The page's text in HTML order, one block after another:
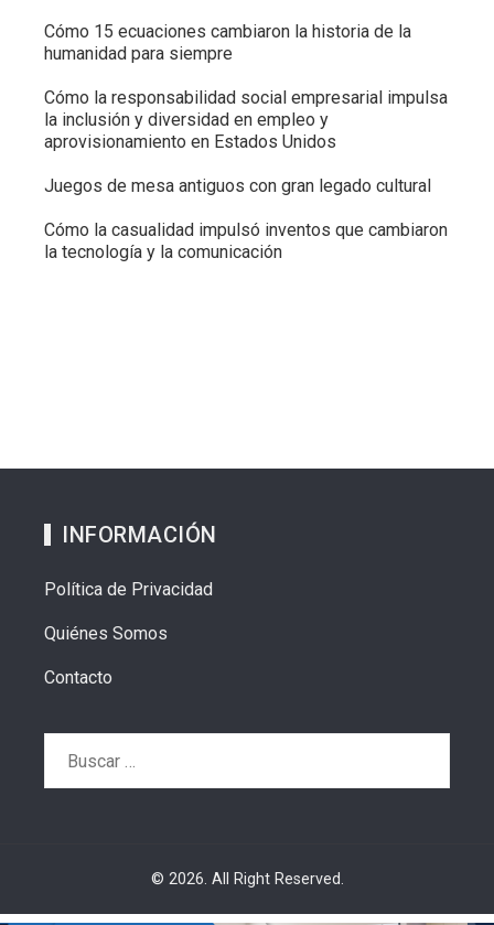
Cómo 15 ecuaciones cambiaron la historia de la
humanidad para siempre
Cómo la responsabilidad social empresarial impulsa
la inclusión y diversidad en empleo y
aprovisionamiento en Estados Unidos
Juegos de mesa antiguos con gran legado cultural
Cómo la casualidad impulsó inventos que cambiaron
la tecnología y la comunicación
INFORMACIÓN
Política de Privacidad
Quiénes Somos
Contacto
© 2026. All Right Reserved.